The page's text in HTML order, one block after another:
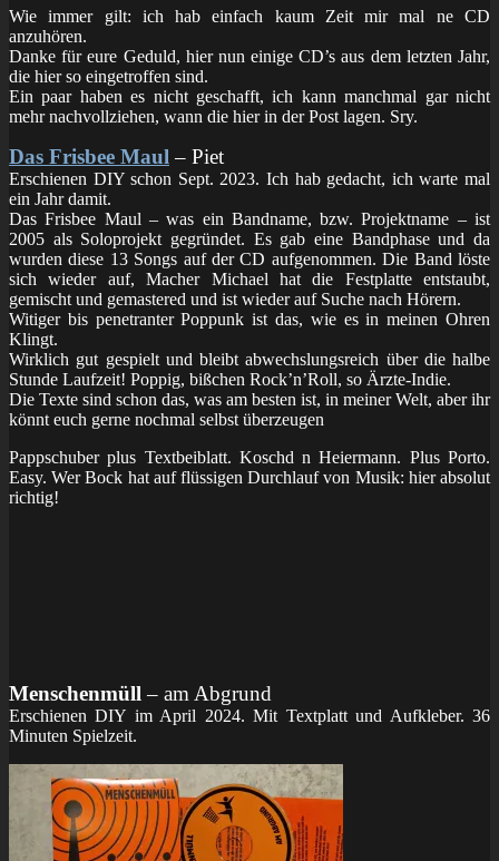
Wie immer gilt: ich hab einfach kaum Zeit mir mal ne CD
anzuhören.
Danke für eure Geduld, hier nun einige CD’s aus dem letzten Jahr,
die hier so eingetroffen sind.
Ein paar haben es nicht geschafft, ich kann manchmal gar nicht
mehr nachvollziehen, wann die hier in der Post lagen. Sry.
Das Frisbee Maul – Piet
Erschienen DIY schon Sept. 2023. Ich hab gedacht, ich warte mal
ein Jahr damit.
Das Frisbee Maul – was ein Bandname, bzw. Projektname – ist
2005 als Soloprojekt gegründet. Es gab eine Bandphase und da
wurden diese 13 Songs auf der CD aufgenommen. Die Band löste
sich wieder auf, Macher Michael hat die Festplatte entstaubt,
gemischt und gemastered und ist wieder auf Suche nach Hörern.
Witiger bis penetranter Poppunk ist das, wie es in meinen Ohren
Klingt.
Wirklich gut gespielt und bleibt abwechslungsreich über die halbe
Stunde Laufzeit! Poppig, bißchen Rock’n’Roll, so Ärzte-Indie.
Die Texte sind schon das, was am besten ist, in meiner Welt, aber ihr
könnt euch gerne nochmal selbst überzeugen
Pappschuber plus Textbeiblatt. Koschd n Heiermann. Plus Porto.
Easy. Wer Bock hat auf flüssigen Durchlauf von Musik: hier absolut
richtig!
Menschenmüll – am Abgrund
Erschienen DIY im April 2024. Mit Textplatt und Aufkleber. 36
Minuten Spielzeit.